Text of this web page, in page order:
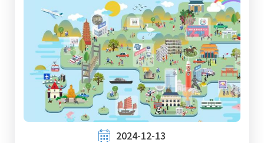
2024-12-13